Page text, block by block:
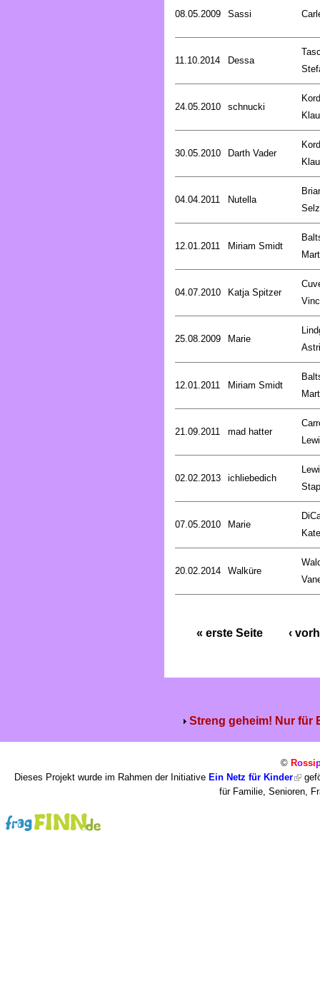
08.05.2009 Sassi
11.10.2014 Dessa
24.05.2010 schnucki
30.05.2010 Darth Vader
04.04.2011 Nutella
12.01.2011 Miriam Smidt
04.07.2010 Katja Spitzer
25.08.2009 Marie
12.01.2011 Miriam Smidt
21.09.2011 mad hatter
02.02.2013 ichliebedich
07.05.2010 Marie
Kate
20.02.2014 Walküre
« erste Seite ‹
Streng geheim! Nur für
© Rossi
Dieses Projekt wurde im Rahmen der Initiative Ein Netz für Kinder
für Familie, Senioren,